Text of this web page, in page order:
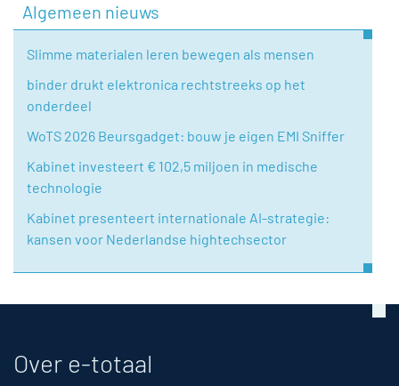
Algemeen nieuws
Slimme materialen leren bewegen als mensen
binder drukt elektronica rechtstreeks op het
onderdeel
WoTS 2026 Beursgadget: bouw je eigen EMI Sniffer
Kabinet investeert € 102,5 miljoen in medische
technologie
Kabinet presenteert internationale AI-strategie:
kansen voor Nederlandse hightechsector
Over e-totaal